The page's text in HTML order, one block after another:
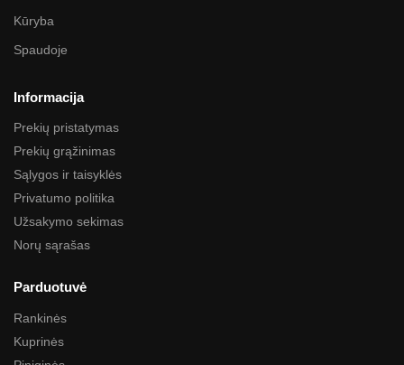
Kūryba
Spaudoje
Informacija
Prekių pristatymas
Prekių grąžinimas
Sąlygos ir taisyklės
Privatumo politika
Užsakymo sekimas
Norų sąrašas
Parduotuvė
Rankinės
Kuprinės